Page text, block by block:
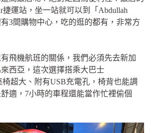
捷運站，坐一站就可以到「Abdullah
3間購物中心，吃的逛的都有，非常方
飛機航班的關係，我們必須先去新加
西亞，這次選擇搭乘大巴士
椅超大、附有USB充電孔，椅背也能調
適，7小時的車程還能當作忙裡偷個